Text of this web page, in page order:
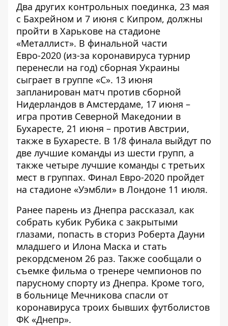
Два других контрольных поединка, 23 мая
с Бахрейном и 7 июня с Кипром, должны
пройти в Харькове на стадионе
«Металлист». В финальной части
Евро-2020 (из-за коронавируса турнир
перенесли на год) сборная Украины
сыграет в группе «С». 13 июня
запланирован матч против сборной
Нидерландов в Амстердаме, 17 июня –
игра против Северной Македонии в
Бухаресте, 21 июня – против Австрии,
также в Бухаресте. В 1/8 финала выйдут по
две лучшие команды из шести групп, а
также четыре лучшие команды с третьих
мест в группах. Финал Евро-2020 пройдет
на стадионе «Уэмбли» в Лондоне 11 июля.
Ранее парень из Днепра рассказал, как
собрать кубик Рубика с закрытыми
глазами, попасть в сториз Роберта Дауни
младшего и Илона Маска и стать
рекордсменом 26 раз. Также сообщали о
съемке фильма о тренере чемпионов по
парусному спорту из Днепра. Кроме того,
в больнице Мечникова спасли от
коронавируса троих бывших футболистов
ФК «Днепр».